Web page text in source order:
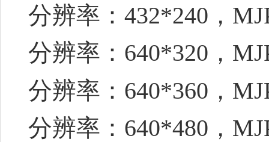
分辨率：432*240，
分辨率：640*320，
分辨率：640*360，
分辨率：640*480，